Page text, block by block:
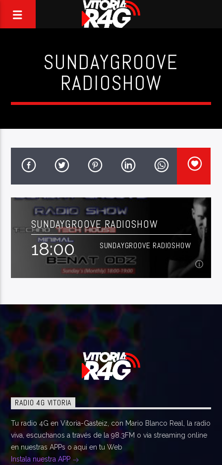
SUNDAYGROOVE
RADIOSHOW
SUNDAYGROOVE RADIOSHOW
18:00 SUNDAYGROOVE RADIOSHOW
, y recordad: Un nuevo
todos los Domingos
RADIO 4G VITORIA
Tu radio 4G en Vitoria-Gasteiz, con Mario Blanco Real, la radio
viva, escuchanos a través de la 98.3FM o via streaming online
en nuestras APPs o aqui en tu Web
Instala nuestra APP